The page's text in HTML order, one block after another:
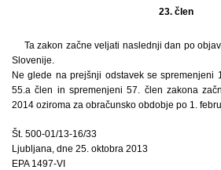
23. člen
Ta zakon začne veljati naslednji dan po
Slovenije.
Ne glede na prejšnji odstavek se spremenjeni
55.a člen in spremenjeni 57. člen zakona
2014 oziroma za obračunsko obdobje po 1.
Št. 500-01/13-16/33
Ljubljana, dne 25. oktobra 2013
EPA 1497-VI